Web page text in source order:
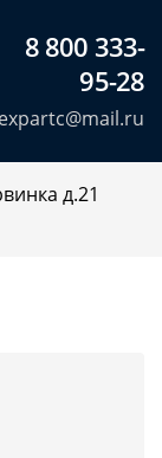
8 800 333-
95-28
д.21